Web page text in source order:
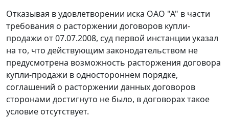
Отказывая в удовлетворении иска ОАО "А" в части
требования о расторжении договоров купли-
продажи от 07.07.2008, суд первой инстанции указал
на то, что действующим законодательством не
предусмотрена возможность расторжения договора
купли-продажи в одностороннем порядке,
соглашений о расторжении данных договоров
сторонами достигнуто не было, в договорах такое
условие отсутствует.